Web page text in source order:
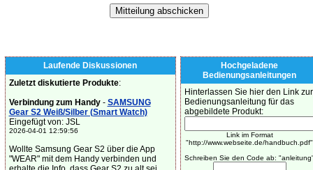
Laufende Diskussionen
Zuletzt diskutierte Produkte:
Verbindung zum Handy- SAMSUNG
Gear S2 Weiß/Silber (Smart Watch)
Eingefügt von: JSL
2026-04-01 12:59:56
Wollte Samsung Gear S2 über die App
"WEAR" mit dem Handy verbinden und
Hochgeladene
Bedienungsanleitungen
Hinterlassen Sie hier den Link zur
Bedienungsanleitung für das
abgebildete Produkt:
Link im Format
"http://www.webseite.de/handbuch.pdf"
Schreiben Sie den Code ab: